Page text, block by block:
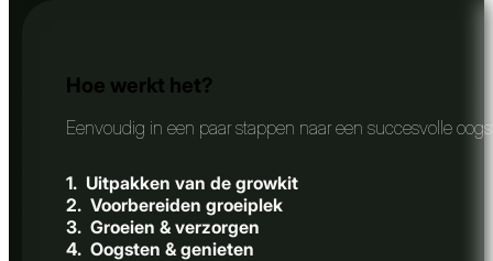
Hoe werkt het?
Eenvoudig in een paar stappen naar een succesvolle
1. Uitpakken van de growkit
2. Voorbereiden groeiplek
3. Groeien & verzorgen
4. Oogsten & genieten